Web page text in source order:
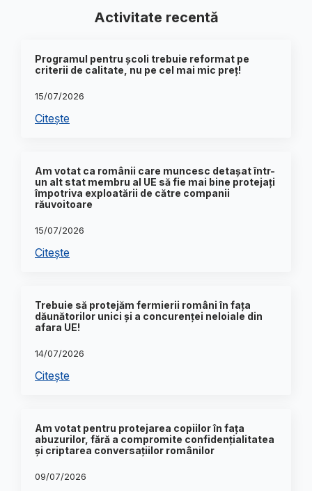
Activitate recentă
Programul pentru școli trebuie reformat pe
criterii de calitate, nu pe cel mai mic preț!
15/07/2026
Citește
Am votat ca românii care muncesc detașat într-
un alt stat membru al UE să fie mai bine protejați
împotriva exploatării de către companii
răuvoitoare
15/07/2026
Citește
Trebuie să protejăm fermierii români în fața
dăunătorilor unici și a concurenței neloiale din
afara UE!
14/07/2026
Citește
Am votat pentru protejarea copiilor în fața
abuzurilor, fără a compromite confidențialitatea
și criptarea conversațiilor românilor
09/07/2026